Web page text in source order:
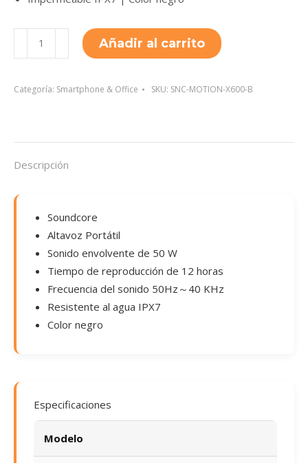
MOTION-
B
Añadir al carrito
Categoría: Smartphone & Office SKU: SNC-MOTION-X600-B
Descripción
Soundcore
Altavoz Portátil
Sonido envolvente de 50 W
Tiempo de reproducción de 12 horas
Frecuencia del sonido 50Hz～40 KHz
Resistente al agua IPX7
Color negro
Especificaciones
Modelo